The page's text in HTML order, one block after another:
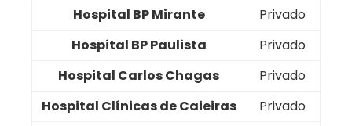
Hospital BP Mirante
Privado
Hospital BP Paulista
Privado
Hospital Carlos Chagas
Privado
Hospital Clínicas de Caieiras
Privado